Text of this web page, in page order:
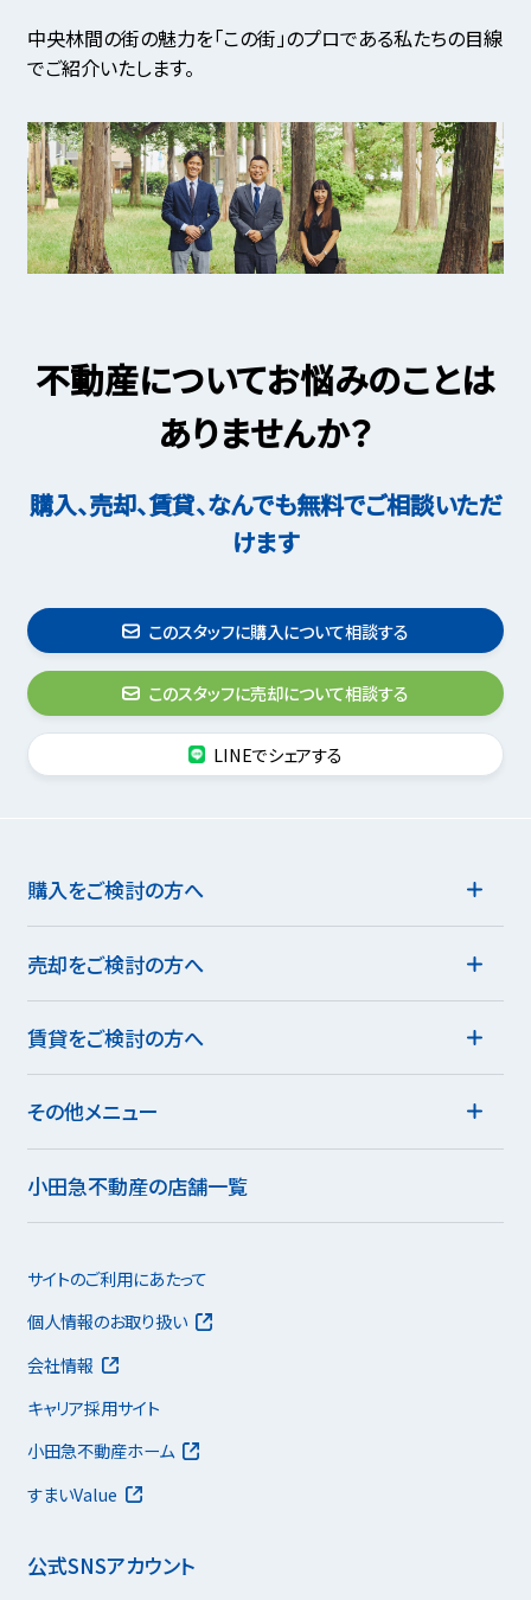
中央林間の街の魅力を「この街」のプロである私たちの目線
でご紹介いたします。
不動産についてお悩みのことは
ありませんか？
購入、売却、賃貸、なんでも無料でご相談いただ
けます
このスタッフに購入について相談する
このスタッフに売却について相談する
LINEでシェアする
購入をご検討の方へ
売却をご検討の方へ
賃貸をご検討の方へ
その他メニュー
小田急不動産の店舗一覧
公式SNSアカウント
サイトのご利用にあたって
個人情報のお取り扱い
会社情報
キャリア採用サイト
小田急不動産ホーム
すまいValue